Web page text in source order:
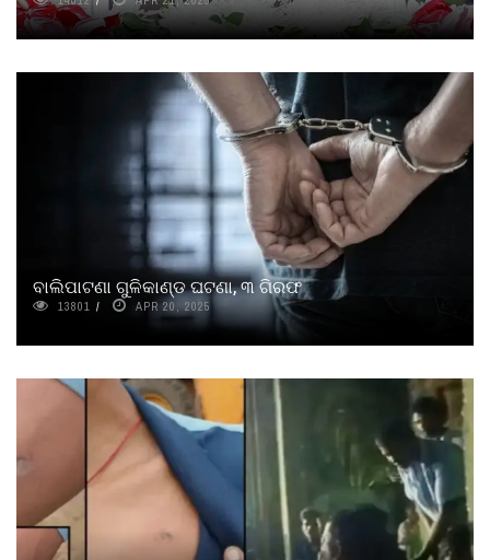
ବାଲିପାଟଣା ଗୁଳିକାଣ୍ଡ ଘଟଣା, ୩ ଗିରଫ
13801 APR 20, 2025